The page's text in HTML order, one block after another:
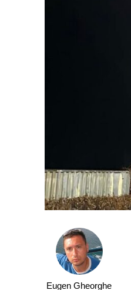
Eugen Gheorghe